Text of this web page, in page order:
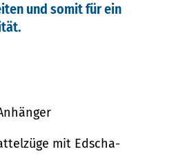
und somit für ein
mit Edscha-